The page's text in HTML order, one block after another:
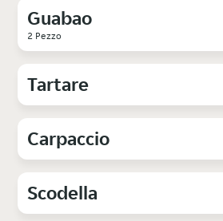
Guabao
2 Pezzo
Tartare
Carpaccio
Scodella